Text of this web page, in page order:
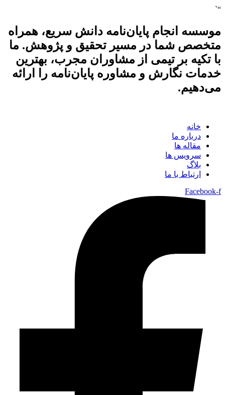
“`
موسسه انجام پایان‌نامه دانش سریع، همراه
متخصص شما در مسیر تحقیق و پژوهش. ما
با تکیه بر تیمی از مشاوران مجرب، بهترین
خدمات نگارش و مشاوره پایان‌نامه را ارائه
می‌دهیم.
خانه
درباره ما
مقاله ها
سرویس ها
بلاگ
ارتباط با ما
Facebook-f